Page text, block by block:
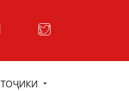
ТОҶИКИ